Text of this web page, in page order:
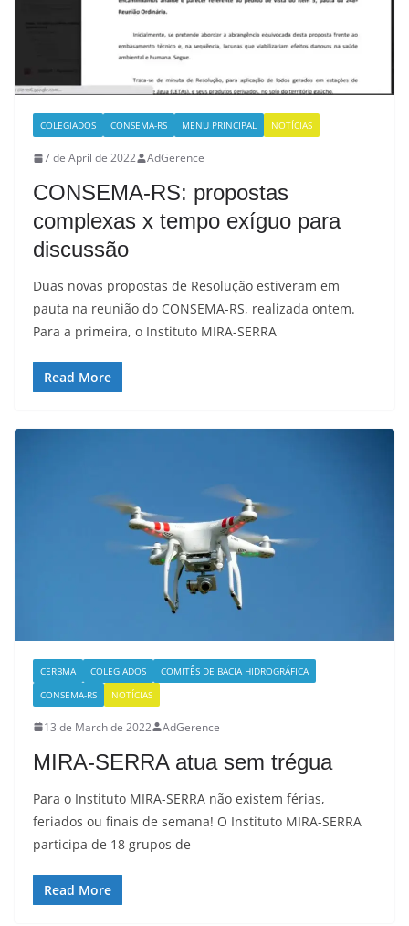
COLEGIADOS CONSEMA-RS MENU PRINCIPAL NOTÍCIAS
7 de April de 2022 AdGerence
CONSEMA-RS: propostas
complexas x tempo exíguo para
discussão
Duas novas propostas de Resolução estiveram em
pauta na reunião do CONSEMA-RS, realizada ontem.
Para a primeira, o Instituto MIRA-SERRA
Read More
CERBMA COLEGIADOS
COMITÊS DE BACIA HIDROGRÁFICA
CONSEMA-RS
NOTÍCIAS
13 de March de 2022 AdGerence
MIRA-SERRA atua sem trégua
Para o Instituto MIRA-SERRA não existem férias,
feriados ou finais de semana! O Instituto MIRA-SERRA
participa de 18 grupos de
Read More